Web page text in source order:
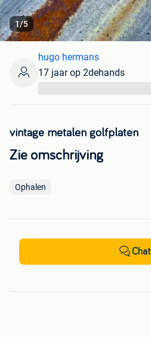
1/5
vintage metalen golfplaten
Zie omschrijving
Ophalen
hugo hermans
17 jaar op 2dehands
Chat